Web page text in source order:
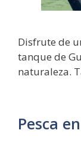
Disfrute de
tanque de
naturaleza.
Pesca